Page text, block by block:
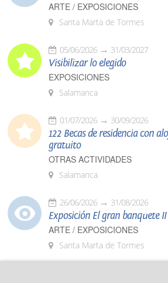
ARTE / EXPOSICIONES
Santa Marta de Tormes
05/06/2026 31/03/2027
Visibilizar lo elegido
EXPOSICIONES
Salamanca
01/07/2026 30/09/2026
122 Becas de residencia con
gratuito
OTRAS ACTIVIDADES
Salamanca
26/06/2026 31/08/2026
Exposición El gran banquete II
ARTE / EXPOSICIONES
Santa Marta de Tormes